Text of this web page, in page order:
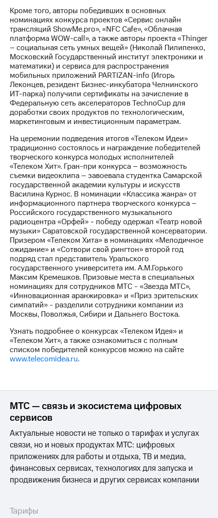
Кроме того, авторы победивших в основных
номинациях конкурса проектов «Сервис онлайн
трансляций ShowMe.pro», «NFC Cafe», «Облачная
платформа WOW-call», а также авторы проекта «Thinger
– социальная сеть умных вещей» (Николай Пилипенко,
Московский Государственный институт электроники и
математики) и сервиса для распространения
мобильных приложений PARTIZAN-info (Игорь
Леконцев, резидент Бизнес-инкубатора Челнинского
ИТ-парка) получили сертификаты на зачисление в
Федеральную сеть акселераторов TechnoCup для
доработки своих продуктов по технологическим,
маркетинговым и инвестиционным параметрам.
На церемонии подведения итогов «Телеком Идеи»
традиционно состоялось и награждение победителей
творческого конкурса молодых исполнителей
«Телеком Хит». Гран-при конкурса – возможность
съемки видеоклипа – завоевала студентка Самарской
государственной академии культуры и искусств
Василина Курнос. В номинации «Классика жанра» от
информационного партнера творческого конкурса –
Российского государственного музыкального
радиоцентра «Орфей» - победу одержал «Театр новой
музыки» Саратовской государственной консерватории.
Призером «Телеком Хита» в номинациях «Мелодичное
ожидание» и «Сотвори свой рингтон» второй год
подряд стал представитель Уральского
государственного университета им. А.М.Горького
Максим Кремешков. Призовые места в специальных
номинациях для сотрудников МТС - «Звезда МТС»,
«Инновационная аранжировка» и «Приз зрительских
симпатий» - разделили сотрудники компании из
Москвы, Поволжья, Сибири и Дальнего Востока.
Узнать подробнее о конкурсах «Телеком Идея» и
«Телеком Хит», а также ознакомиться с полным
списком победителей конкурсов можно на сайте
www.telecomidea.ru.
МТС — связь и экосистема цифровых
сервисов
Актуальные новости не только о тарифах и услугах
связи, но и новых продуктах МТС: цифровых
приложениях для работы и отдыха, ТВ и медиа,
финансовых сервисах, технологиях для запуска и
продвижения бизнеса и других сервисах компании
Тарифы